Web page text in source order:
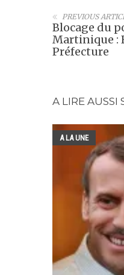
PREVIOUS
Blocage du
Martinique :
Préfecture
A LIRE AUSSI
A LA UNE